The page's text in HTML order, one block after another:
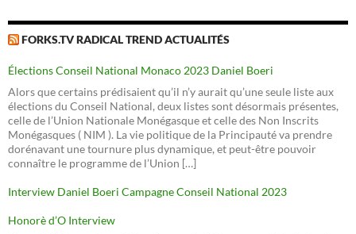
FORKS.TV RADICAL TREND ACTUALITÉS
Élections Conseil National Monaco 2023 Daniel Boeri
Alors que certains prédisaient qu’il n’y aurait qu’une seule liste aux
élections du Conseil National, deux listes sont désormais présentes,
celle de l’Union Nationale Monégasque et celle des Non Inscrits
Monégasques ( NIM ). La vie politique de la Principauté va prendre
dorénavant une tournure plus dynamique, et peut-être pouvoir
connaître le programme de l’Union […]
Interview Daniel Boeri Campagne Conseil National 2023
Honorè d’O Interview